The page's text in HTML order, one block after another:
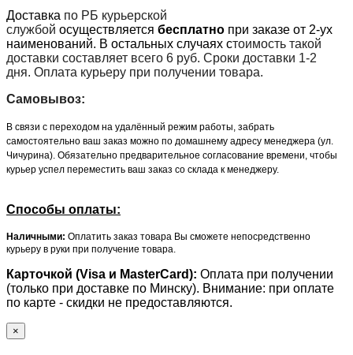
Доставка по РБ курьерской
службой осуществляется бесплатно при заказе от 2-ух
наименований. В остальных случаях стоимость такой
доставки составляет всего 6 руб. Сроки доставки 1-2
дня. Оплата курьеру при получении товара.
Самовывоз:
В связи с переходом на удалённый режим работы, забрать
самостоятельно ваш заказ можно по домашнему адресу менеджера (ул.
Чичурина). Обязательно предварительное согласование времени, чтобы
курьер успел переместить ваш заказ со склада к менеджеру.
Способы оплаты:
Наличными: Оплатить заказ товара Вы сможете непосредственно
курьеру в руки при получение товара.
Карточкой (Visa и MasterCard): Оплата при получении
(только при доставке по Минску). Внимание: при оплате
по карте - скидки не предоставляются.
×